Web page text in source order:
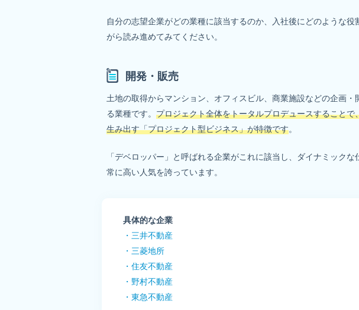
自分の志望企業がどの業種に該当するのか、入社後にどのような
がら読み進めてみてください。
開発・販売
土地の取得からマンション、オフィスビル、商業施設などの企画
る業種です。 プロジェクト全体をトータルプロデュースすること
生み出す「プロジェクト型ビジネス」が特徴です。
「デベロッパー」と呼ばれる企業がこれに該当し、ダイナミック
常に高い人気を誇っています。
具体的な企業
・三井不動産
・三菱地所
・住友不動産
・野村不動産
・東急不動産